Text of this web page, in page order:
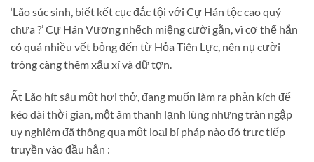
‘Lão súc sinh, biết kết cục đắc tội với Cự Hán tộc cao quý
chưa ?’ Cự Hán Vương nhếch miệng cười gằn, vì cơ thể hắn
có quá nhiều vết bỏng đến từ Hỏa Tiên Lực, nên nụ cười
trông càng thêm xấu xí và dữ tợn.
Ất Lão hít sâu một hơi thở, đang muốn làm ra phản kích để
kéo dài thời gian, một âm thanh lạnh lùng nhưng tràn ngập
uy nghiêm đã thông qua một loại bí pháp nào đó trực tiếp
truyền vào đầu hắn :